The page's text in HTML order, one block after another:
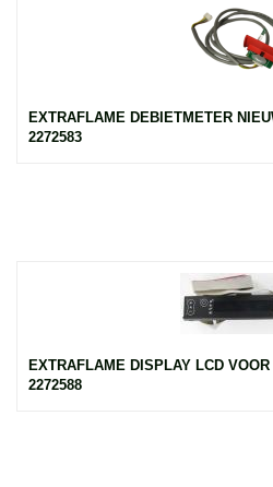
EXTRAFLAME DEBIETMETER
2272583
EXTRAFLAME DISPLAY LCD
2272588